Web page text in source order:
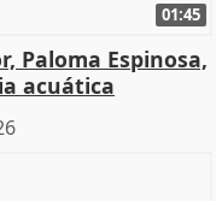
01:45
Paloma Espinosa,
acuática